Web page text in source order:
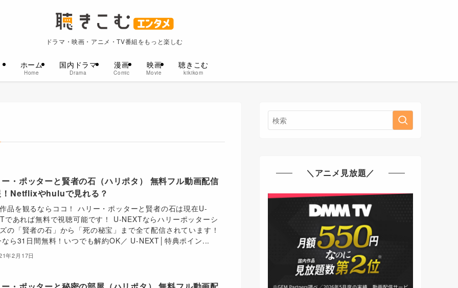
ドラマ・映画・アニメ・TV番組をもっと楽しむ
ホーム
Home
国内ドラマ
Drama
漫画
Comic
映画
Movie
聴きこむ
kikikom
・ポッターと賢者の石（ハリポタ） 無料フル動画配信
！Netflixやhuluで見れる？
品を観るならココ！ ハリー・ポッターと賢者の石は現在U-
であれば無料で視聴可能です！ U-NEXTならハリーポッターシ
の「賢者の石」から「死の秘宝」まで全て配信されています！
ら31日間無料！いつでも解約OK／ U-NEXT│特典ポイン...
年2月17日
＼アニメ見放題／